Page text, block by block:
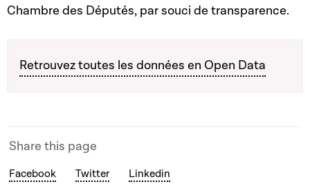
Chambre des Députés, par souci de transparence.
Retrouvez toutes les données en Open Data
Share this page
Facebook Twitter Linkedin